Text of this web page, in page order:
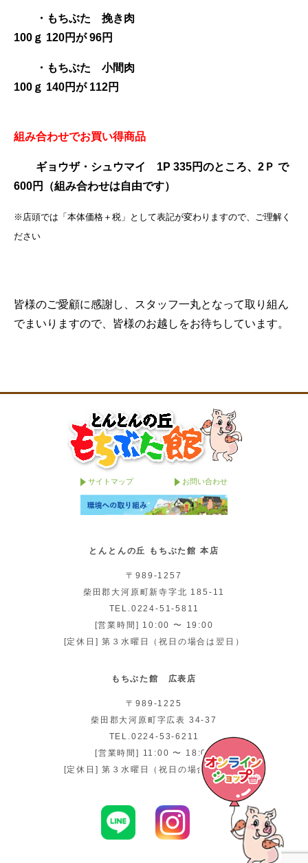
・もちぶた 挽き肉
100ｇ 120円が 96円
・もちぶた 小間肉
100ｇ 140円が 112円
組み合わせでお買い得商品
ギョウザ・シュウマイ 1P 335円のところ、2Ｐ で
600円（組み合わせは自由です）
※店頭では「本体価格＋税」として表記が変わりますので、ご理解く
ださい
皆様のご愛顧に感謝し、スタッフ一丸となって取り組ん
でまいりますので、皆様のお越しをお待ちしています。
サイトマップ お問い合わせ
とんとんの丘 もちぶた館 本店
〒989-1257
柴田郡大河原町新寺字北 185-11
TEL.0224-51-5811
[営業時間] 10:00 〜 19:00
[定休日] 第３水曜日（祝日の場合は翌日）
もちぶた館 広表店
〒989-1225
柴田郡大河原町字広表 34-37
TEL.0224-53-6211
[営業時間] 11:00 〜 18:00
[定休日] 第３水曜日（祝日の場合は翌日）